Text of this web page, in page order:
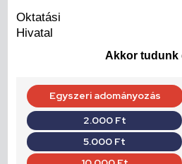
Oktatási
Hivatal
Akkor tudunk